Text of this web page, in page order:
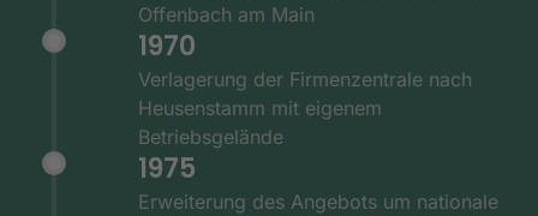
Offenbach am Main
1970
Verlagerung der Firmenzentrale nach
Heusenstamm mit eigenem
Betriebsgelände
1975
Erweiterung des Angebots um nationale